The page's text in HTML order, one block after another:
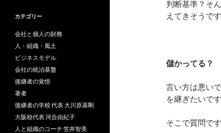
判断基準？そ
えてきそうで
儲かってる？
言い方は悪い
を継ぎたいで
そこで質問です
カテゴリー
会社と個人の財務
人・組織・風土
ビジネスモデル
会社の統治基盤
後継者の覚悟
著者
後継者の学校 代表 大川原基剛
大阪校代表 河合由紀子
人と組織のコーチ 笠井智美